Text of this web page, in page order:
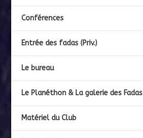
Conférences
Entrée des fadas (Priv.)
Le bureau
Le Planéthon & La galerie des Fadas
Matériel du Club